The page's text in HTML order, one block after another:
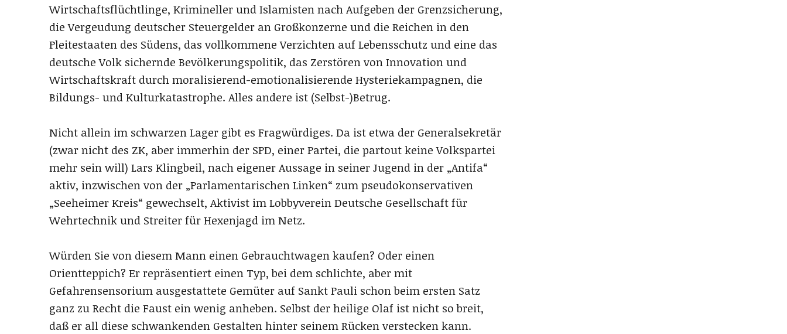
Wirtschaftsflüchtlinge, Krimineller und Islamisten nach Aufgeben der Grenzsicherung,
die Vergeudung deutscher Steuergelder an Großkonzerne und die Reichen in den
Pleitestaaten des Südens, das vollkommene Verzichten auf Lebensschutz und eine das
deutsche Volk sichernde Bevölkerungspolitik, das Zerstören von Innovation und
Wirtschaftskraft durch moralisierend-emotionalisierende Hysteriekampagnen, die
Bildungs- und Kulturkatastrophe. Alles andere ist (Selbst-)Betrug.
Nicht allein im schwarzen Lager gibt es Fragwürdiges. Da ist etwa der Generalsekretär
(zwar nicht des ZK, aber immerhin der SPD, einer Partei, die partout keine Volkspartei
mehr sein will) Lars Klingbeil, nach eigener Aussage in seiner Jugend in der „Antifa“
aktiv, inzwischen von der „Parlamentarischen Linken“ zum pseudokonservativen
„Seeheimer Kreis“ gewechselt, Aktivist im Lobbyverein Deutsche Gesellschaft für
Wehrtechnik und Streiter für Hexenjagd im Netz.
Würden Sie von diesem Mann einen Gebrauchtwagen kaufen? Oder einen
Orientteppich? Er repräsentiert einen Typ, bei dem schlichte, aber mit
Gefahrensensorium ausgestattete Gemüter auf Sankt Pauli schon beim ersten Satz
ganz zu Recht die Faust ein wenig anheben. Selbst der heilige Olaf ist nicht so breit,
daß er all diese schwankenden Gestalten hinter seinem Rücken verstecken kann.